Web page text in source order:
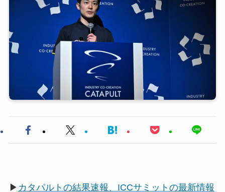
▶ カタパルトの結果速報、ICCサミットの最新情報